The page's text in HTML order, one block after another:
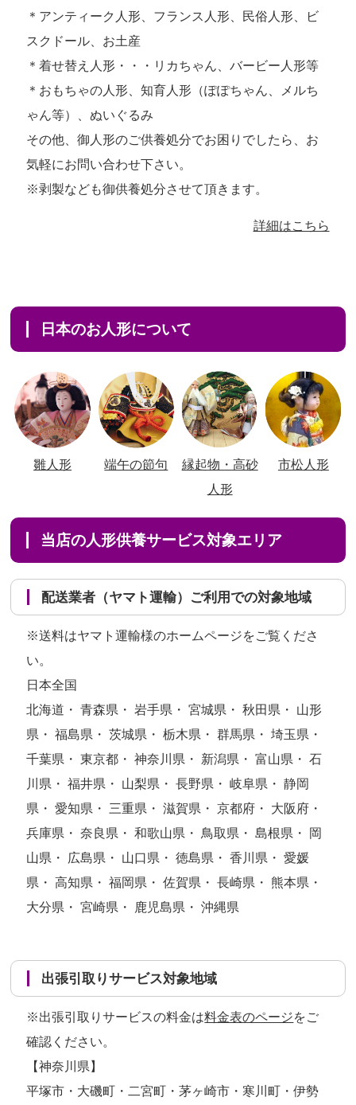
＊アンティーク人形、フランス人形、民俗人形、ビ
スクドール、お土産
＊着せ替え人形・・・リカちゃん、バービー人形等
＊おもちゃの人形、知育人形（ぽぽちゃん、メルち
ゃん等）、ぬいぐるみ
その他、御人形のご供養処分でお困りでしたら、お
気軽にお問い合わせ下さい。
※剥製なども御供養処分させて頂きます。
詳細はこちら
日本のお人形について
雛人形 端午の節句
縁起物・高砂
人形
市松人形
当店の人形供養サービス対象エリア
配送業者（ヤマト運輸）ご利用での対象地域
※送料はヤマト運輸様のホームページをご覧くださ
い。
日本全国
北海道・ 青森県・ 岩手県・ 宮城県・ 秋田県・ 山形
県・ 福島県・ 茨城県・ 栃木県・ 群馬県・ 埼玉県・
千葉県・ 東京都・ 神奈川県・ 新潟県・ 富山県・ 石
川県・ 福井県・ 山梨県・ 長野県・ 岐阜県・ 静岡
県・ 愛知県・ 三重県・ 滋賀県・ 京都府・ 大阪府・
兵庫県・ 奈良県・ 和歌山県・ 鳥取県・ 島根県・ 岡
山県・ 広島県・ 山口県・ 徳島県・ 香川県・ 愛媛
県・ 高知県・ 福岡県・ 佐賀県・ 長崎県・ 熊本県・
大分県・ 宮崎県・ 鹿児島県・ 沖縄県
出張引取りサービス対象地域
※出張引取りサービスの料金は料金表のページをご
確認ください。
【神奈川県】
平塚市・大磯町・二宮町・茅ヶ崎市・寒川町・伊勢